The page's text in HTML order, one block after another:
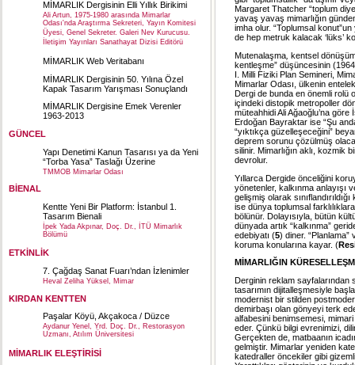
MİMARLIK Dergisinin Elli Yıllık Birikimi
Ali Artun, 1975-1980 arasında Mimarlar
Odası'nda Araştırma Sekreteri, Yayın Komitesi
Üyesi, Genel Sekreter. Galeri Nev Kurucusu.
İletişim Yayınları Sanathayat Dizisi Editörü
MİMARLIK Web Veritabanı
MİMARLIK Dergisinin 50. Yılına Özel
Kapak Tasarım Yarışması Sonuçlandı
MİMARLIK Dergisine Emek Verenler
1963-2013
GÜNCEL
Yapı Denetimi Kanun Tasarısı ya da Yeni
“Torba Yasa” Taslağı Üzerine
TMMOB Mimarlar Odası
BİENAL
Kentte Yeni Bir Platform: İstanbul 1.
Tasarım Bienali
İpek Yada Akpınar, Doç. Dr., İTÜ Mimarlık
Bölümü
ETKİNLİK
7. Çağdaş Sanat Fuarı’ndan İzlenimler
Heval Zeliha Yüksel, Mimar
KIRDAN KENTTEN
Paşalar Köyü, Akçakoca / Düzce
Aydanur Yenel, Yrd. Doç. Dr., Restorasyon
Uzmanı, Atılım Üniversitesi
MİMARLIK ELEŞTİRİSİ
Margaret Thatcher “toplum
yavaş yavaş mimarlığın
imha olur. “Toplumsal
de hep metruk kalacak ‘lüks’
Mutenalaşma kentsel
kentleşme” düşüncesinin
I. Milli Fiziki Plan Semineri,
Mimarlar Odası, ülkenin
Dergi de bunda en önemli rolü
içindeki distopik metropoller
müteahhidi Ali Ağaoğlu’na göre
Erdoğan Bayraktar ise “Şu
“yıktıkça güzelleşeceğini”
deprem sorunu çözülmüş
silinir. Mimarlığın aklı, kozmik
devrolur.
Yıllarca Dergide önceliğini
yönetenler, kalkınma anlayışı
gelişmiş olarak
ise dünya toplumsal
bölünür. Dolayısıyla, bütün
dünyada artık “kalkınma”
edebiyatı (5) diner. “Planlama”
koruma konularına kayar. (
MİMARLIĞIN
Derginin reklam
tasarımın dijitalleşmesiyle
modernist bir stilden
demirbaşı olan gönyeyi terk
alfabesini benimsemesi,
eder. Çünkü bilgi evrenimizi,
Gerçekten de, matbaanın
gelmiştir. Mimarlar yeniden
katedraller öncekiler gibi